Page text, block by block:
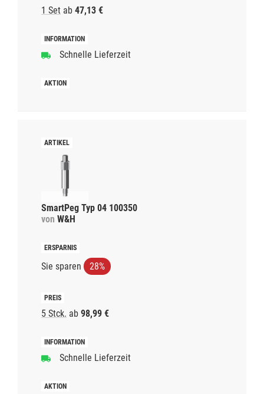
1 Set ab 47,13 €
Schnelle Lieferzeit
SmartPeg Typ 04 100350
von W&H
Sie sparen 28%
5 Stck. ab 98,99 €
Schnelle Lieferzeit